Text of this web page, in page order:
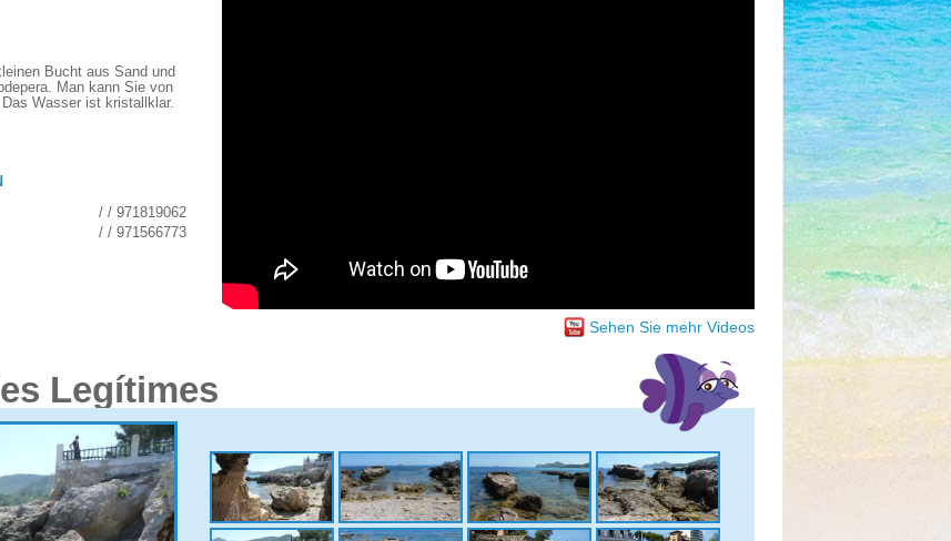
Bucht aus Sand und
Man kann Sie von
Wasser ist kristallklar.
/ / 971819062
/ / 971566773
Sehen Sie mehr Videos
Legítimes